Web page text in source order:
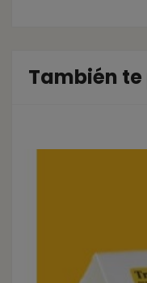
También